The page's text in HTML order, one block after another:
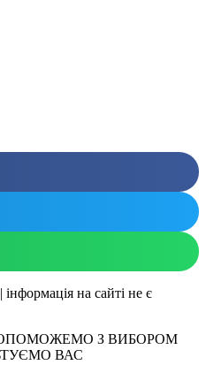
| інформація на сайті не є
З ВИБОРОМ
ВАС